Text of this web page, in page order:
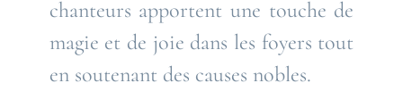
chanteurs apportent une touche de
magie et de joie dans les foyers tout
en soutenant des causes nobles.